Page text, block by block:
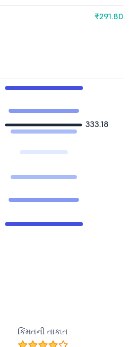
₹291.80
333.18
કિંમતની તાકાત